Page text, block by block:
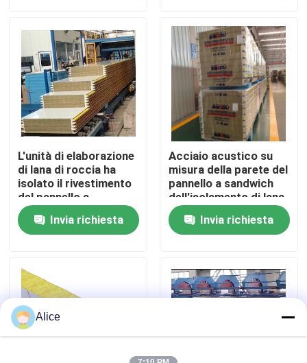
Circa noi
Giro della fabbrica
Controllo di qualità
Contattici
Richieda una citazione
Edifici a struttura in acciaio
Magazzino di strutture in acciaio
laboratorio di strutture in acciaio
L'unità di elaborazione
di lana di roccia ha
isolato il rivestimento
del pannello a
sandwich del pannello
per il tetto e la parete
Invia richiesta
Acciaio acustico su
misura della parete del
pannello a sandwich
dell'isolamento di lana
di roccia
insonorizzato
Invia richiesta
Alice